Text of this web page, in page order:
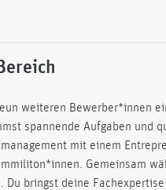
weiteren Bewerber*innen
spannende Aufgaben und
mit einem
Gemeinsam
bringst deine